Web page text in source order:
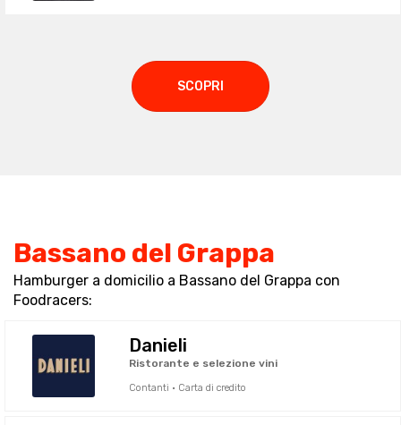
SCOPRI
Bassano del Grappa
Hamburger a domicilio a Bassano del Grappa con
Foodracers:
Danieli
Ristorante e selezione vini
Contanti · Carta di credito